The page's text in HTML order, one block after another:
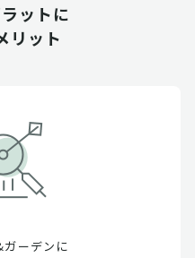
ットに
リット
ーデンに